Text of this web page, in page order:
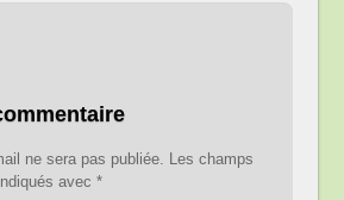
ne sera pas publiée.
Les champs
avec*